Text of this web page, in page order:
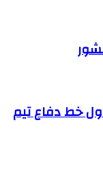
خط دفاع تیم